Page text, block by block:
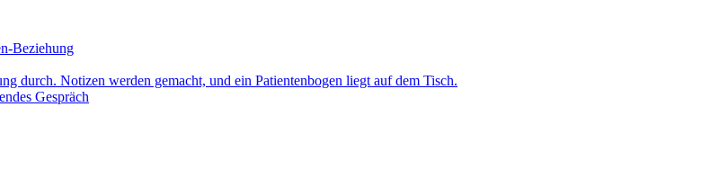
Beziehung
Gespräch